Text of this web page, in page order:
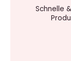
Schnelle